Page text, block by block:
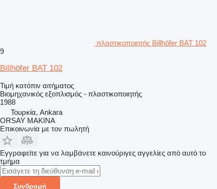
πλαστικοποιητής Billhöfer BAT 102
9
Billhöfer BAT 102
Τιμή κατόπιν αιτήματος
Βιομηχανικός εξοπλισμός - πλαστικοποιητής
1988
Τουρκία, Ankara
ORSAY MAKINA
Επικοινωνία με τον πωλητή
Εγγραφείτε για να λαμβάνετε καινούριγες αγγελίες από αυτό το
τμήμα
Συνδρομή